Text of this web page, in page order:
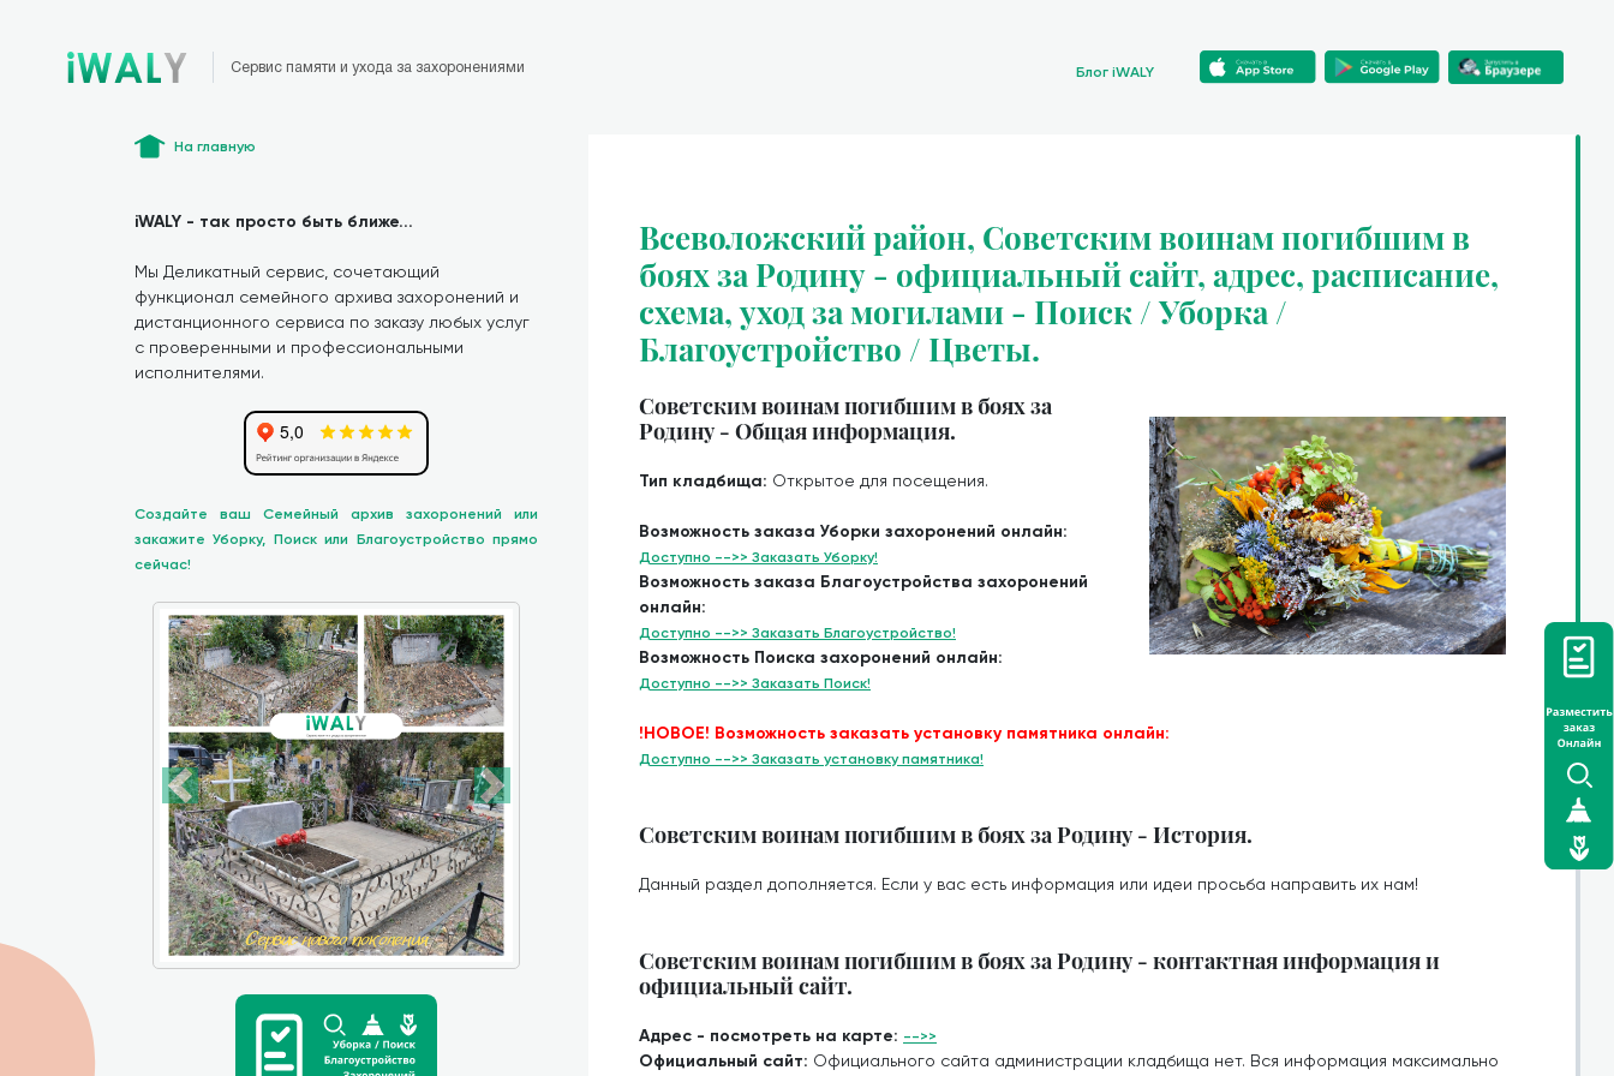
Сервис памяти и ухода за захоронениями Блог iWALY
На главную
iWALY - так просто быть ближе...
Мы Деликатный сервис, сочетающий
функционал семейного архива захоронений и
дистанционного сервиса по заказу любых услуг
с проверенными и профессиональными
исполнителями.
Создайте ваш Семейный архив захоронений или
закажите Уборку, Поиск или Благоустройство прямо
сейчас!
Всеволожский район, Советским воинам погибшим в
боях за Родину - официальный сайт, адрес, расписание,
схема, уход за могилами - Поиск / Уборка /
Благоустройство / Цветы.
Советским воинам погибшим в боях за
Родину - Общая информация.
Тип кладбища: Открытое для посещения.
Возможность заказа Уборки захоронений онлайн:
Доступно -->> Заказать Уборку!
Возможность заказа Благоустройства захоронений
онлайн:
Доступно -->> Заказать Благоустройство!
Возможность Поиска захоронений онлайн:
Доступно -->> Заказать Поиск!
!НОВОЕ! Возможность заказать установку памятника онлайн:
Доступно -->> Заказать установку памятника!
Советским воинам погибшим в боях за Родину - История.
Данный раздел дополняется. Если у вас есть информация или идеи просьба направить их нам!
Советским воинам погибшим в боях за Родину - контактная информация и
официальный сайт.
Адрес - посмотреть на карте: -->>
Официальный сайт: Официального сайта администрации кладбища нет. Вся информация максимально